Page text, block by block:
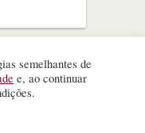
reservados.
semelhantes de
e, ao continuar